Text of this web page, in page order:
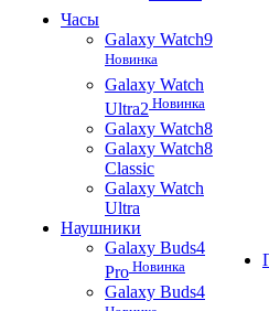
Часы
Galaxy Watch9
Новинка
Galaxy Watch
Ultra2 Новинка
Galaxy Watch8
Galaxy Watch8
Classic
Galaxy Watch
Ultra
Наушники
Galaxy Buds4
Pro Новинка
Galaxy Buds4